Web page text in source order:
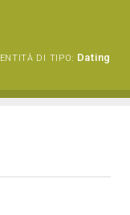
ENTITÀ DI TIPO: Dating